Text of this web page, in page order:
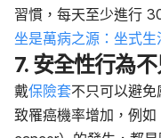
習慣，每天至少進行
坐是萬病之源：坐式
7. 安全性行為
戴保險套不只可以避
致罹癌機率增加，例如